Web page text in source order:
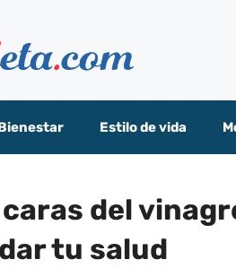
Estilo de vida
del
tu salud